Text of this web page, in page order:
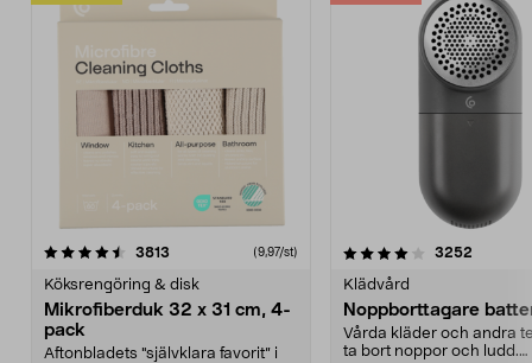
3813 (9,97/st)
Köksrengöring & disk
Mikrofiberduk 32 x 31 cm, 4-
pack
Aftonbladets "självklara favorit” i
4.0av 5 stjärnor 3252
Klädvård
Noppborttagare
Vårda kläder och andra
ta bort noppor och ludd.
4.5av 5 stjärnor